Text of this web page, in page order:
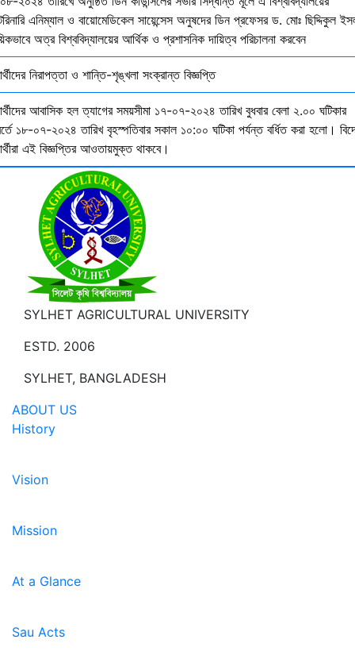
এনিম্যাল ও বায়োমেডিকেল সায়েন্সেস অনুষদের ডিন প্রফেসর ড. মোঃ ছিদ্দিকুল
অত্র বিশ্ববিদ্যালয়ের আর্থিক ও প্রশাসনিক দায়িত্ব পরিচালনা করবেন
নিরাপত্তা ও শান্তি-শৃঙ্খলা সংক্রান্ত বিজ্ঞপ্তি
আবাসিক হল ত্যাগের সময়সীমা ১৭-০৭-২০২৪ তারিখ বুধবার বেলা ২.০০ ঘটিকার
১৮-০৭-২০২৪ তারিখ বৃহস্পতিবার সকাল ১০:০০ ঘটিকা পর্যন্ত বর্ধিত করা হলো।
এই বিজ্ঞপ্তির আওতায়মুক্ত থাকবে।
SYLHET AGRICULTURAL UNIVERSITY
ESTD. 2006
SYLHET, BANGLADESH
ABOUT US
History
Vision
Mission
At a Glance
Sau Acts